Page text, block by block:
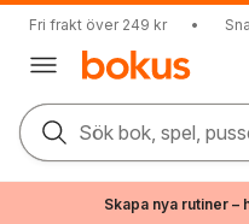
Fri frakt över 249 kr •
Sök bok, spel,
Skapa nya rutiner